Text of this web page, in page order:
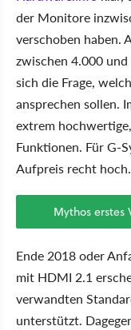
der Monitore
verschoben haben.
zwischen 4.000
sich die Frage,
ansprechen sollen.
extrem
Funktionen. Für G-
Aufpreis recht hoch.
Mythos
Ende 2018 oder
mit HDMI 2.1
verwandten
unterstützt.